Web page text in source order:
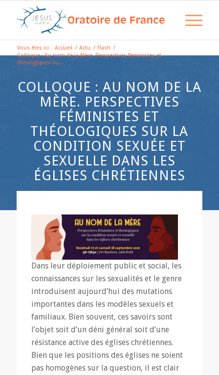
Vous êtes ici : Accueil / Actu / Flash /
Colloque : Au nom de la Mère. Perspectives féministes et
théologiques su...
COLLOQUE : AU NOM DE LA
MÈRE. PERSPECTIVES
FÉMINISTES ET
THÉOLOGIQUES SUR LA
CONDITION SEXUÉE ET
SEXUELLE DANS LES
ÉGLISES CHRÉTIENNES
Dans leur déploiement public et social, les
connaissances sur les sexualités et le genre
introduisent aujourd’hui des mutations
importantes dans les modèles sexuels et
familiaux. Bien souvent, ces savoirs sont
l’objet soit d’un déni général soit d’une
résistance active des églises chrétiennes.
Bien que les positions des églises ne soient
pas homogènes sur la question, il est clair